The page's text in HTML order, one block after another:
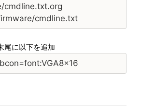
cmdline.txt.org
cmdline.txt
尾に以下を追加